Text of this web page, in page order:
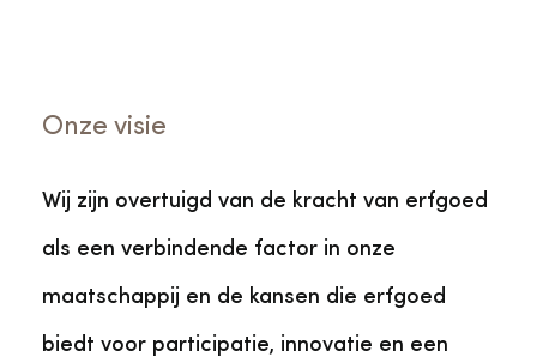
Onze visie
Wij zijn overtuigd van de kracht van erfgoed
als een verbindende factor in onze
maatschappij en de kansen die erfgoed
biedt voor participatie, innovatie en een